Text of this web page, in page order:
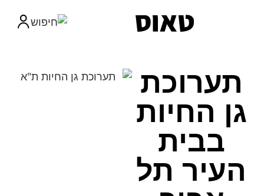
תערוכת
גן החיות
בבית
העיר תל